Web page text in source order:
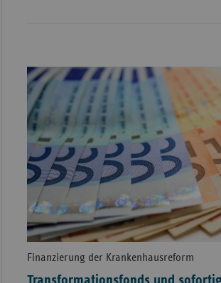
Finanzierung der Krankenhausreform